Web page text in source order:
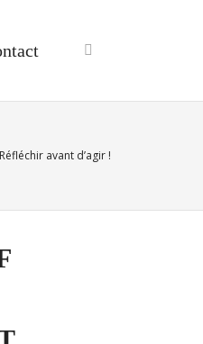
Réfléchir avant d’agir !